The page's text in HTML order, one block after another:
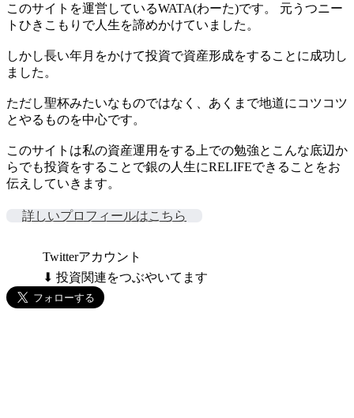
このサイトを運営しているWATA(わーた)です。 元うつニー
トひきこもりで人生を諦めかけていました。
しかし長い年月をかけて投資で資産形成をすることに成功し
ました。
ただし聖杯みたいなものではなく、あくまで地道にコツコツ
とやるものを中心です。
このサイトは私の資産運用をする上での勉強とこんな底辺か
らでも投資をすることで銀の人生にRELIFEできることをお
伝えしていきます。
詳しいプロフィールはこちら
Twitterアカウント
⬇ 投資関連をつぶやいてます